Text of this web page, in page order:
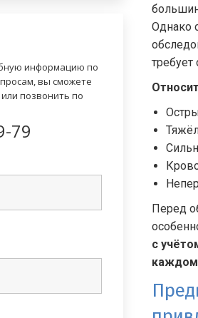
Однако
требует
Перед
с
каждом
информацию по
вы сможете
позвонить по
79